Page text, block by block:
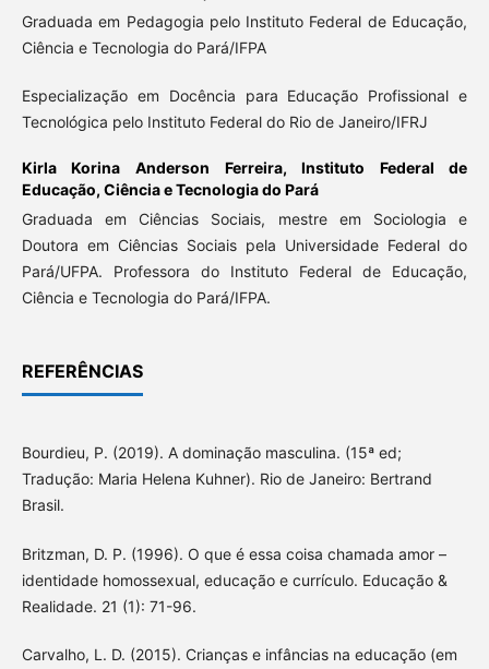
Graduada em Pedagogia pelo Instituto Federal de Educação,
Ciência e Tecnologia do Pará/IFPA
Especialização em Docência para Educação Profissional e
Tecnológica pelo Instituto Federal do Rio de Janeiro/IFRJ
Kirla Korina Anderson Ferreira,Instituto Federal de
Educação, Ciência e Tecnologia do Pará
Graduada em Ciências Sociais, mestre em Sociologia e
Doutora em Ciências Sociais pela Universidade Federal do
Pará/UFPA. Professora do Instituto Federal de Educação,
Ciência e Tecnologia do Pará/IFPA.
REFERÊNCIAS
Bourdieu, P. (2019). A dominação masculina. (15ª ed;
Tradução: Maria Helena Kuhner). Rio de Janeiro: Bertrand
Brasil.
Britzman, D. P. (1996). O que é essa coisa chamada amor –
identidade homossexual, educação e currículo. Educação &
Realidade. 21 (1): 71-96.
Carvalho, L. D. (2015). Crianças e infâncias na educação (em